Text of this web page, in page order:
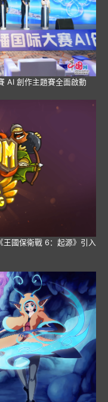
AI 創作主題賽全面啟動
國保衛戰 6：起源》引入